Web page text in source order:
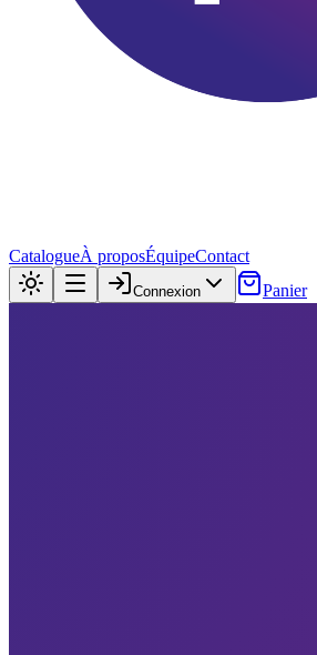
CatalogueÀ proposÉquipeContact
Connexion Panier